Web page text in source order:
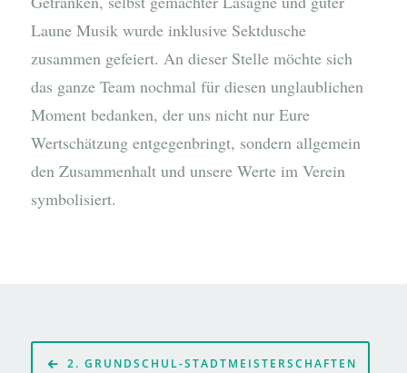
Laune Musik wurde inklusive Sektdusche
zusammen gefeiert. An dieser Stelle möchte sich
das ganze Team nochmal für diesen unglaublichen
Moment bedanken, der uns nicht nur Eure
Wertschätzung entgegenbringt, sondern allgemein
den Zusammenhalt und unsere Werte im Verein
symbolisiert.
Beitragsnavigation
2. GRUNDSCHUL-STADTMEISTERSCHAFTEN